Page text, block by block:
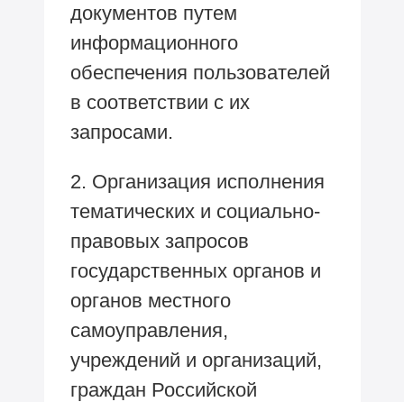
документов путем
информационного
обеспечения пользователей
в соответствии с их
запросами.
2. Организация исполнения
тематических и социально-
правовых запросов
государственных органов и
органов местного
самоуправления,
учреждений и организаций,
граждан Российской